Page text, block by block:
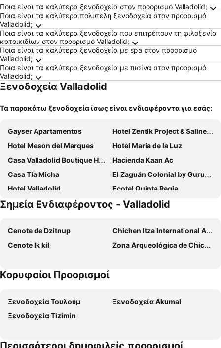
Ποια είναι τα καλύτερα ξενοδοχεία στον προορισμό Valladolid;
Ποια είναι τα καλύτερα πολυτελή ξενοδοχεία στον προορισμό
Valladolid;
Ποια είναι τα καλύτερα ξενοδοχεία που επιτρέπουν τη φιλοξενία
κατοικιδίων στον προορισμό Valladolid;
Ποια είναι τα καλύτερα ξενοδοχεία με spa στον προορισμό
Valladolid;
Ποια είναι τα καλύτερα ξενοδοχεία με πισίνα στον προορισμό
Valladolid;
Ξενοδοχεία Valladolid
Τα παρακάτω ξενοδοχεία ίσως είναι ενδιαφέροντα για εσάς:
Gayser Apartamentos
Hotel Zentik Project & Saline Cave
Hotel Meson del Marques
Hotel María de la Luz
Casa Valladolid Boutique Hotel
Hacienda Kaan Ac
Casa Tia Micha
El Zaguán Colonial by GuruHotel
Hotel Valladolid
Ecotel Quinta Regia
Casa Quetzal Hotel
Casa Aluxes Hotel
Σημεία Ενδιαφέροντος - Valladolid
Cenote de Dzitnup
Chichen Itza International Airport
Cenote Ik kil
Zona Arqueológica de Chichén-Itzá
Κορυφαίοι Προορισμοί
Ξενοδοχεία Τουλούμ
Ξενοδοχεία Akumal
Ξενοδοχεία Tizimin
Περισσότεροι δημοφιλείς προορισμοί